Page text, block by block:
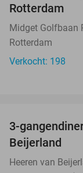
Rotterdam
Midget Golfbaan
Rotterdam
Verkocht: 198
3-
Beijerland
Heeren van